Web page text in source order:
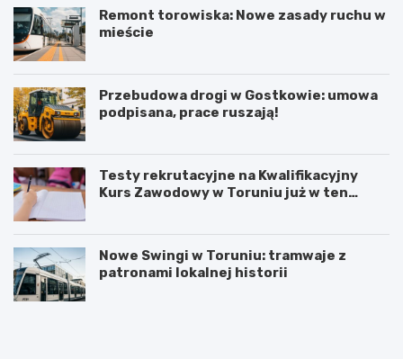
Remont torowiska: Nowe zasady ruchu w
mieście
Przebudowa drogi w Gostkowie: umowa
podpisana, prace ruszają!
Testy rekrutacyjne na Kwalifikacyjny
Kurs Zawodowy w Toruniu już w ten
Nowe Swingi w Toruniu: tramwaje z
patronami lokalnej historii